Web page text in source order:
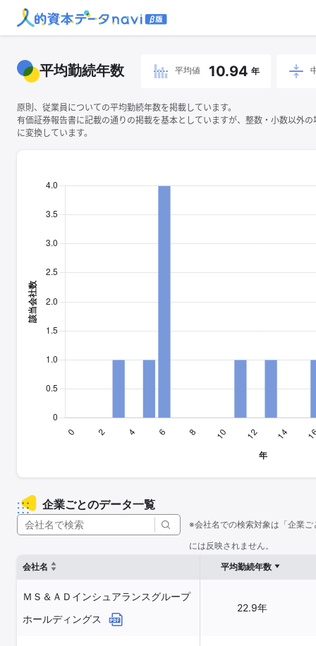
平均勤続年数 平均値 10.94 年
原則、従業員についての平均勤続年数を掲載しています。
有価証券報告書に記載の通りの掲載を基本としていますが、整数・小数以外
に変換しています。
企業ごとのデータ一覧
※会社名での検索対象は「企業
には反映されません。
会社名
平均勤続年数
ＭＳ＆ＡＤインシュアランスグループ
ホールディングス
22.9年